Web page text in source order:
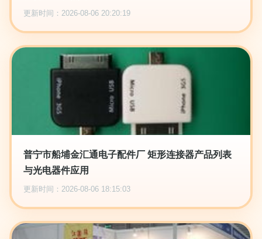
更新时间：2026-08-06 20:20:19
普宁市船埔金汇通电子配件厂 矩形连接器产品列表
与光电器件应用
更新时间：2026-08-06 18:15:03